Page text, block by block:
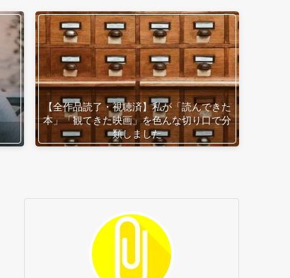
【全作品読了・視聴済】私が「読んできた
本」「観てきた映画」を色んな切り口で分
類しました